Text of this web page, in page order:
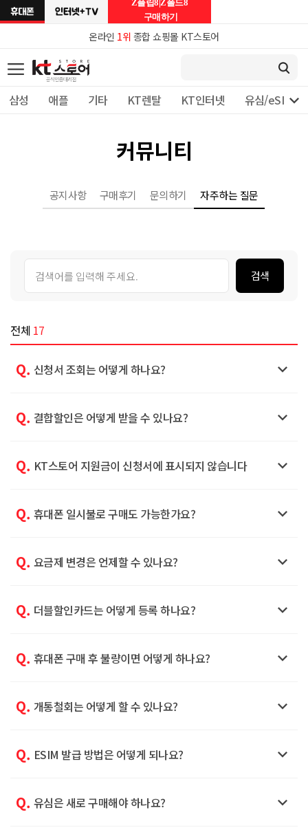
온라인 1위 종합 쇼핑몰 KT스토어
삼성 애플 기타 KT렌탈 KT인터넷 유심/eSIM 개

Z플립8|Z폴드8
구매하기
커뮤니티
공지사항 구매후기 문의하기 자주하는 질문
검색
전체 17
Q. 신청서 조회는 어떻게 하나요? 
Q. 결합할인은 어떻게 받을 수 있나요? 
Q. KT스토어 지원금이 신청서에 표시되지 않습니다 
Q. 휴대폰 일시불로 구매도 가능한가요? 
Q. 요금제 변경은 언제할 수 있나요? 
Q. 더블할인카드는 어떻게 등록 하나요? 
Q. 휴대폰 구매 후 불량이면 어떻게 하나요? 
Q. 개통철회는 어떻게 할 수 있나요? 
Q. ESIM 발급 방법은 어떻게 되나요? 
Q. 유심은 새로 구매해야 하나요? 